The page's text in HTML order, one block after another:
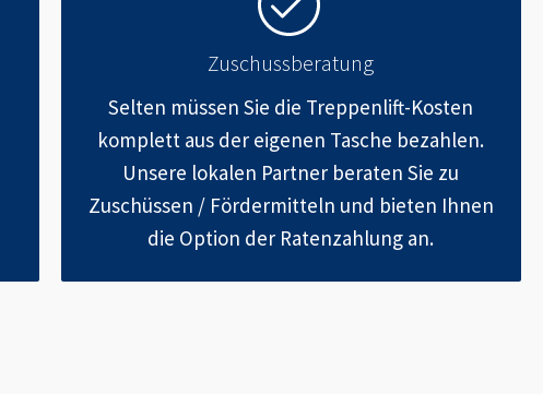
Zuschussberatung
Selten müssen Sie die Treppenlift-Kosten
komplett aus der eigenen Tasche bezahlen.
Unsere lokalen Partner beraten Sie zu
Zuschüssen / Fördermitteln und bieten Ihnen
die Option der Ratenzahlung an.